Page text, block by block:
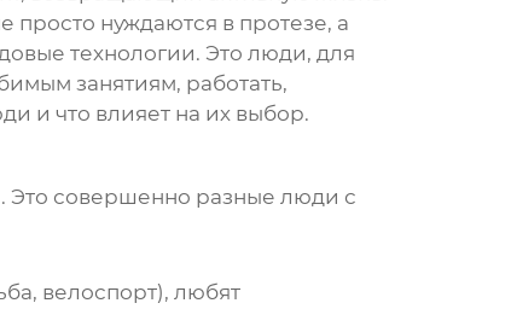
просто нуждаются в протезе, а
технологии. Это люди, для
занятиям, работать,
и что влияет на их выбор.
Это совершенно разные люди с
велоспорт), любят